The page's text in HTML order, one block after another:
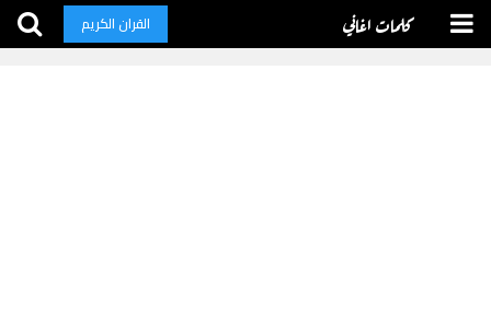
كلمات اغاني القران الكريم